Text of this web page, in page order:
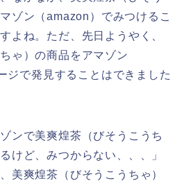
ゾン（amazon）でみつけるこ
よね。ただ、先日ようやく、
ゃ）の商品をアマゾン
ジで発見することはできました
ンで美爽煌茶（びそうこうち
けど、みつからない、、、」
美爽煌茶（びそうこうちゃ）